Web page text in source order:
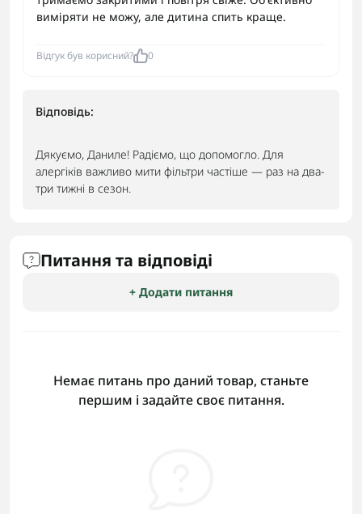
виміряти не можу, але дитина спить краще.
Відгук був корисний? 0
Відповідь:
Дякуємо, Даниле! Радіємо, що допомогло. Для
алергіків важливо мити фільтри частіше — раз на два-
три тижні в сезон.
Питання та відповіді
+ Додати питання
Немає питань про даний товар, станьте
першим і задайте своє питання.